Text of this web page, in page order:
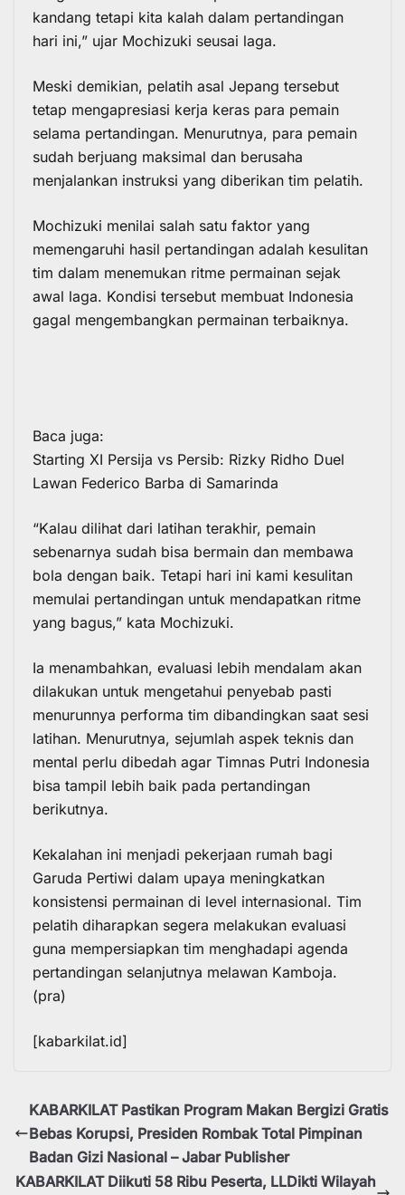
kandang tetapi kita kalah dalam pertandingan
hari ini,” ujar Mochizuki seusai laga.
Meski demikian, pelatih asal Jepang tersebut
tetap mengapresiasi kerja keras para pemain
selama pertandingan. Menurutnya, para pemain
sudah berjuang maksimal dan berusaha
menjalankan instruksi yang diberikan tim pelatih.
Mochizuki menilai salah satu faktor yang
memengaruhi hasil pertandingan adalah kesulitan
tim dalam menemukan ritme permainan sejak
awal laga. Kondisi tersebut membuat Indonesia
gagal mengembangkan permainan terbaiknya.
Baca juga:
Starting XI Persija vs Persib: Rizky Ridho Duel
Lawan Federico Barba di Samarinda
“Kalau dilihat dari latihan terakhir, pemain
sebenarnya sudah bisa bermain dan membawa
bola dengan baik. Tetapi hari ini kami kesulitan
memulai pertandingan untuk mendapatkan ritme
yang bagus,” kata Mochizuki.
Ia menambahkan, evaluasi lebih mendalam akan
dilakukan untuk mengetahui penyebab pasti
menurunnya performa tim dibandingkan saat sesi
latihan. Menurutnya, sejumlah aspek teknis dan
mental perlu dibedah agar Timnas Putri Indonesia
bisa tampil lebih baik pada pertandingan
berikutnya.
Kekalahan ini menjadi pekerjaan rumah bagi
Garuda Pertiwi dalam upaya meningkatkan
konsistensi permainan di level internasional. Tim
pelatih diharapkan segera melakukan evaluasi
guna mempersiapkan tim menghadapi agenda
pertandingan selanjutnya melawan Kamboja.
(pra)
[kabarkilat.id]
KABARKILAT Pastikan Program Makan Bergizi Gratis
Bebas Korupsi, Presiden Rombak Total Pimpinan
Badan Gizi Nasional – Jabar Publisher
KABARKILAT Diikuti 58 Ribu Peserta, LLDikti Wilayah